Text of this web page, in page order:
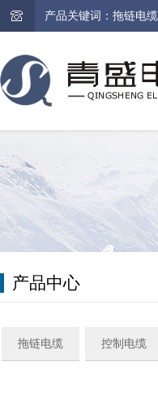
产品关键词：拖链电
产品中心
拖链电缆 控制电缆